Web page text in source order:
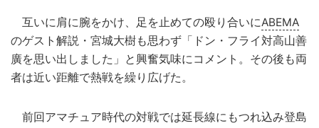
互いに肩に腕をかけ、足を止めての殴り合いにABEMA
のゲスト解説・宮城大樹も思わず「ドン・フライ対高山善
廣を思い出しました」と興奮気味にコメント。その後も両
者は近い距離で熱戦を繰り広げた。
前回アマチュア時代の対戦では延長線にもつれ込み登島